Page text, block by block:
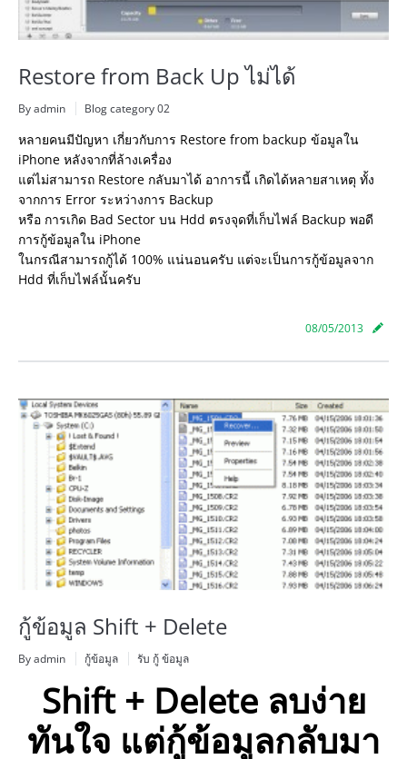
Restore from Back Up ไม่ได้
By admin Blog category 02
หลายคนมีปัญหา เกี่ยวกับการ Restore from backup ข้อมูลใน
iPhone หลังจากที่ล้างเครื่อง
แต่ไม่สามารถ Restore กลับมาได้ อาการนี้ เกิดได้หลายสาเหตุ ทั้ง
จากการ Error ระหว่างการ Backup
หรือ การเกิด Bad Sector บน Hdd ตรงจุดที่เก็บไฟล์ Backup พอดี
การกู้ข้อมูลใน iPhone
ในกรณีสามารถกู้ได้ 100% แน่นอนครับ แต่จะเป็นการกู้ข้อมูลจาก
Hdd ที่เก็บไฟล์นั้นครับ
08/05/2013
กู้ข้อมูล Shift + Delete
By admin กู้ข้อมูล รับ กู้ ข้อมูล
Shift + Delete ลบง่าย
ทันใจ แต่กู้ข้อมูลกลับมา